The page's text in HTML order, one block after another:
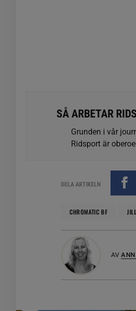
SÅ ARBETAR
Grunden i vår
Ridsport är
DELA ARTIKELN
CHROMATIC BF
AV